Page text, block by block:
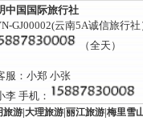
中国国际旅行社
GJ00002(云南5A诚信旅行社
（全天）
服：小郑 小张
李 手机：
旅游| 大理旅游| 丽江旅游| 梅里雪